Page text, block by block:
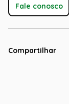
Fale conosco
Compartilhar